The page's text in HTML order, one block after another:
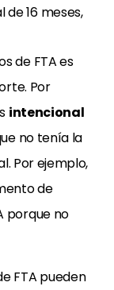
16 meses,
de FTA es
Por
intencional
no tenía la
Por ejemplo,
de
porque no
FTA pueden